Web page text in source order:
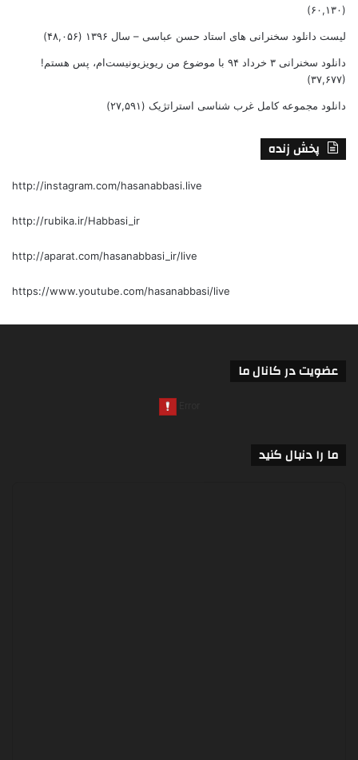
(۶۰,۱۳۰)
لیست دانلود سخنرانی های استاد حسن عباسی – سال ۱۳۹۶ (۴۸,۰۵۶)
دانلود سخنرانی ۳ خرداد ۹۴ با موضوع من ریویزیونیست‌ام، پس هستم!
(۳۷,۶۷۷)
دانلود مجموعه کامل غرب شناسی استراتژیک (۲۷,۵۹۱)
پخش زنده
http://instagram.com/hasanabbasi.live
http://rubika.ir/Habbasi_ir
http://aparat.com/hasanabbasi_ir/live
https://www.youtube.com/hasanabbasi/live
عضویت در کانال ما
ما را دنبال کنید